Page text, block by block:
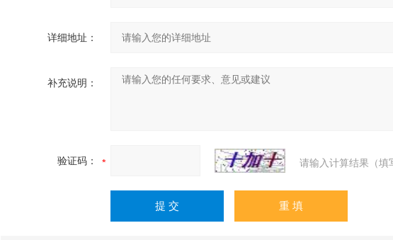
详细地址：
补充说明：
验证码： 请输入计算结果（填